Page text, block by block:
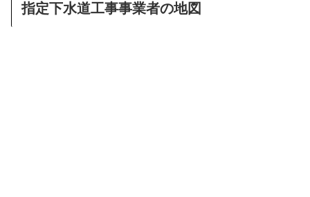
指定下水道工事事業者の地図